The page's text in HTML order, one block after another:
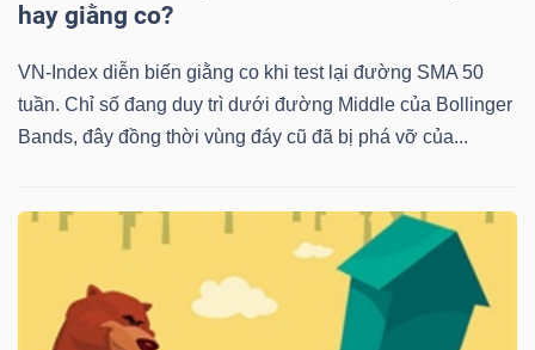
hay giằng co?
VN-Index diễn biến giằng co khi test lại đường SMA 50
tuần. Chỉ số đang duy trì dưới đường Middle của Bollinger
Bands, đây đồng thời vùng đáy cũ đã bị phá vỡ của...